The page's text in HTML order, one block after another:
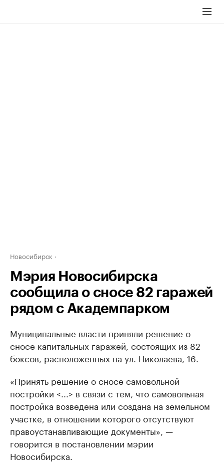
Новосибирск
Мэрия Новосибирска
сообщила о сносе 82 гаражей
рядом с Академпарком
Муниципальные власти приняли решение о
сносе капитальных гаражей, состоящих из 82
боксов, расположенных на ул. Николаева, 16.
«Принять решение о сносе самовольной
постройки <...> в связи с тем, что самовольная
постройка возведена или создана на земельном
участке, в отношении которого отсутствуют
правоустанавливающие документы», —
говорится в постановлении мэрии
Новосибирска.